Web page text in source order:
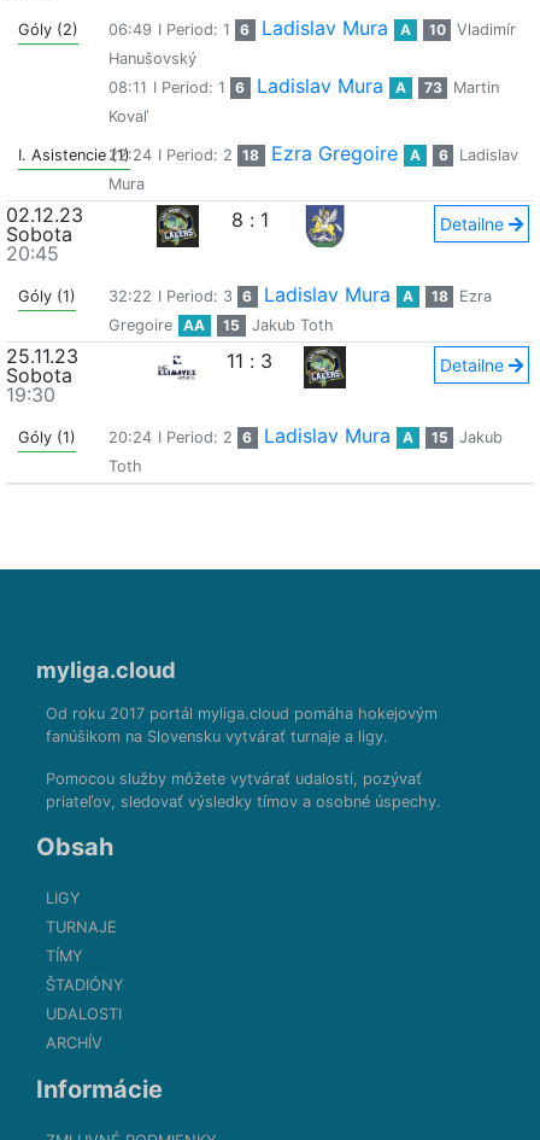
Góly (2) 06:49 I Period: 1 6 Ladislav Mura A 10
Vladimír
Hanušovský
08:11 I Period: 1 6 Ladislav Mura A 73
Martin
Kovaľ
I. Asistencie (1)22:24 I Period: 2 18 Ezra Gregoire A 6
Ladislav
Mura
02.12.23
Sobota
20:45
8 : 1 Detailne
Góly (1) 32:22 I Period: 3 6 Ladislav Mura A 18
Ezra
Gregoire
AA 15 Jakub Toth
25.11.23
Sobota
19:30
11 : 3 Detailne
Góly (1) 20:24 I Period: 2 6 Ladislav Mura A 15
Jakub
Toth
myliga.cloud
Od roku 2017 portál myliga.cloud pomáha hokejovým
fanúšikom na Slovensku vytvárať turnaje a ligy.
Pomocou služby môžete vytvárať udalosti, pozývať
priateľov, sledovať výsledky tímov a osobné úspechy.
Obsah
LIGY
TURNAJE
TÍMY
ŠTADIÓNY
UDALOSTI
ARCHÍV
Informácie